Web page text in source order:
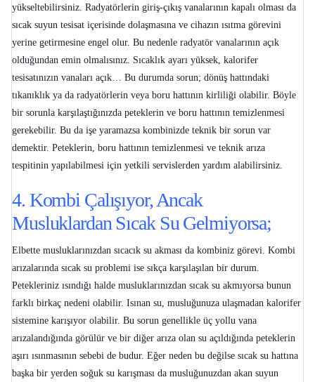
yükseltebilirsiniz. Radyatörlerin giriş-çıkış vanalarının kapalı olması da
sıcak suyun tesisat içerisinde dolaşmasına ve cihazın ısıtma görevini
yerine getirmesine engel olur. Bu nedenle radyatör vanalarının açık
olduğundan emin olmalısınız. Sıcaklık ayarı yüksek, kalorifer
tesisatınızın vanaları açık… Bu durumda sorun; dönüş hattındaki
tıkanıklık ya da radyatörlerin veya boru hattının kirliliği olabilir. Böyle
bir sorunla karşılaştığınızda peteklerin ve boru hattının temizlenmesi
gerekebilir. Bu da işe yaramazsa kombinizde teknik bir sorun var
demektir. Peteklerin, boru hattının temizlenmesi ve teknik arıza
tespitinin yapılabilmesi için yetkili servislerden yardım alabilirsiniz.
4. Kombi Çalışıyor, Ancak
Musluklardan Sıcak Su Gelmiyorsa;
Elbette musluklarınızdan sıcacık su akması da kombiniz görevi. Kombi
arızalarında sıcak su problemi ise sıkça karşılaşılan bir durum.
Petekleriniz ısındığı halde musluklarınızdan sıcak su akmıyorsa bunun
farklı birkaç nedeni olabilir. Isınan su, musluğunuza ulaşmadan kalorifer
sistemine karışıyor olabilir. Bu sorun genellikle üç yollu vana
arızalandığında görülür ve bir diğer arıza olan su açıldığında peteklerin
aşırı ısınmasının sebebi de budur. Eğer neden bu değilse sıcak su hattına
başka bir yerden soğuk su karışması da musluğunuzdan akan suyun